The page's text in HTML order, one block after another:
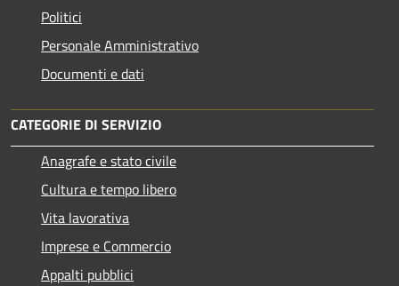
Politici
Personale Amministrativo
Documenti e dati
CATEGORIE DI SERVIZIO
Anagrafe e stato civile
Cultura e tempo libero
Vita lavorativa
Imprese e Commercio
Appalti pubblici